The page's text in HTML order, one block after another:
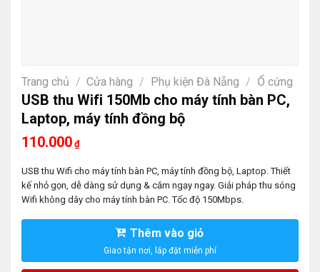
Trang chủ / Cửa hàng / Phụ kiện Đà Nẵng / Ổ cứng
USB thu Wifi 150Mb cho máy tính bàn PC,
Laptop, máy tính đồng bộ
110.000 ₫
USB thu Wifi cho máy tính bàn PC, máy tính đồng bộ, Laptop. Thiết
kế nhỏ gọn, dễ dàng sử dụng & cắm ngạy ngay. Giải pháp thu sóng
Wifi không dây cho máy tính bàn PC. Tốc độ 150Mbps.
Thêm vào giỏ